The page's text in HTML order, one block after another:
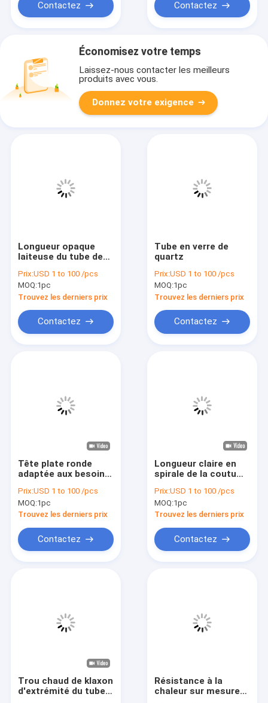
Vidéos
Contactez Contactez
Économisez votre temps
Laissez-nous contacter les meilleurs
produits avec vous.
Donnez votre exigence
Longueur opaque
laiteuse du tube de
quartz pour le
thermocouple à
hautes températures
Prix:USD 1 to 100 /pcs
MOQ:1pc
Trouvez les derniers prix
Contactez
Tube en verre de
quartz
Prix:USD 1 to 100 /pcs
MOQ:1pc
Trouvez les derniers prix
Contactez
Tête plate ronde
adaptée aux besoins
d'extrémité de
grande taille du tube
de verre un
Prix:USD 1 to 100 /pcs
MOQ:1pc
Trouvez les derniers prix
Contactez
Longueur claire en
spirale de la coutume
tuyauterie de quartz
fondu résistante à la
chaleur
Prix:USD 1 to 100 /pcs
MOQ:1pc
Trouvez les derniers prix
Contactez
Trou chaud de klaxon
d'extrémité du tube
Résistance à la
chaleur sur mesure